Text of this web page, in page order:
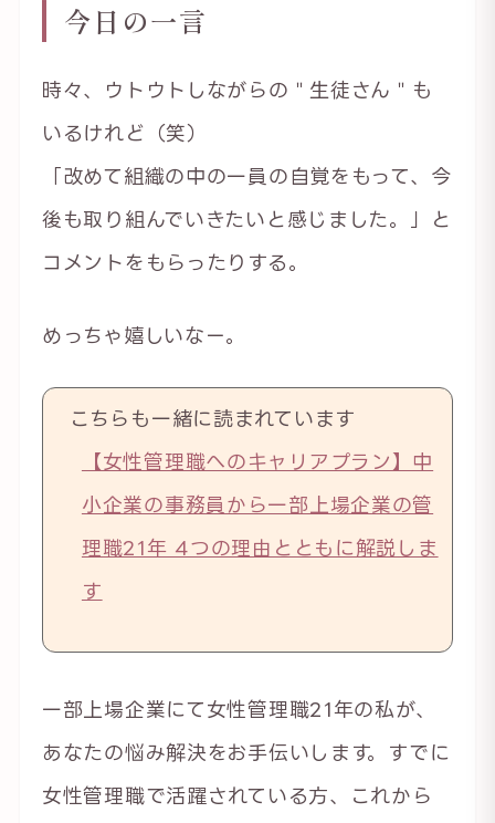
今日の一言
時々、ウトウトしながらの＂生徒さん＂も
いるけれど（笑）
「改めて組織の中の一員の自覚をもって、今
後も取り組んでいきたいと感じました。」と
コメントをもらったりする。
めっちゃ嬉しいなー。
こちらも一緒に読まれています
【女性管理職へのキャリアプラン】中
小企業の事務員から一部上場企業の管
理職21年 4つの理由とともに解説しま
す
一部上場企業にて女性管理職21年の私が、
あなたの悩み解決をお手伝いします。すでに
女性管理職で活躍されている方、これから